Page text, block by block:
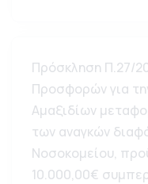
Πρόσκληση Π.27/
Προσφορών για
Αμαξιδίων
των αναγκών
Νοσοκομείου,
10.000,00€